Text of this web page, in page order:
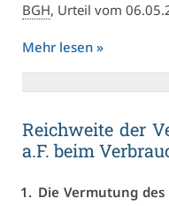
BGH, Ur­teil vom
Mehr le­sen »
Reich­wei­te der
a.F. beim
Die Ver­mu­tung des